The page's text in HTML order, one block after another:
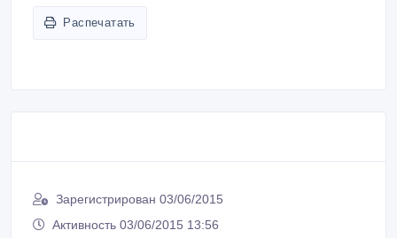
Распечатать
Зарегистрирован 03/06/2015
Активность 03/06/2015 13:56